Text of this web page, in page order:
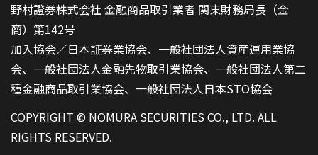
野村證券株式会社 金融商品取引業者 関東財務局長（金
商）第142号
加入協会／日本証券業協会、一般社団法人資産運用業協
会、一般社団法人金融先物取引業協会、一般社団法人第二
種金融商品取引業協会、一般社団法人日本STO協会
COPYRIGHT © NOMURA SECURITIES CO., LTD. ALL
RIGHTS RESERVED.